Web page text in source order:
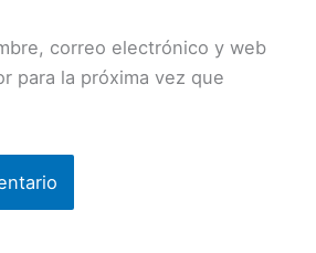
correo electrónico y web
para la próxima vez que